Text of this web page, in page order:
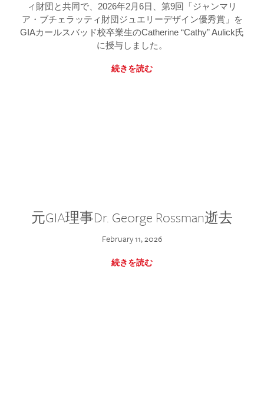
ィ財団と共同で、2026年2月6日、第9回「ジャンマリ
ア・ブチェラッティ財団ジュエリーデザイン優秀賞」を
GIAカールスバッド校卒業生のCatherine “Cathy” Aulick氏
に授与しました。
続きを読む
元GIA理事Dr. George Rossman逝去
February 11, 2026
続きを読む